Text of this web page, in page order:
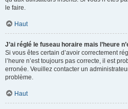
le faire.
Haut
J’ai réglé le fuseau horaire mais l’heure
Si vous êtes certain d’avoir correctement
l’heure n’est toujours pas correcte, il est
erronée. Veuillez contacter un
problème.
Haut